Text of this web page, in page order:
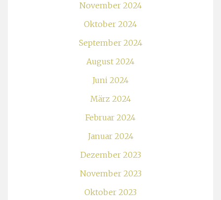
November 2024
Oktober 2024
September 2024
August 2024
Juni 2024
März 2024
Februar 2024
Januar 2024
Dezember 2023
November 2023
Oktober 2023